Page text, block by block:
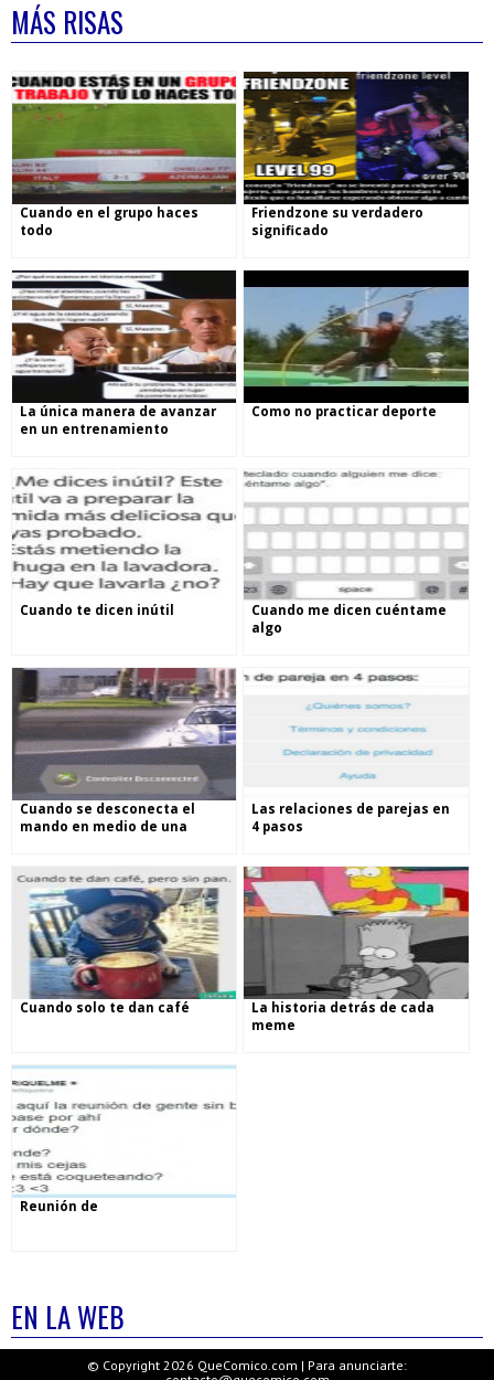
MÁS RISAS
Cuando en el grupo haces
todo
Friendzone su verdadero
significado
La única manera de avanzar
en un entrenamiento
Como no practicar deporte
Cuando te dicen inútil
Cuando me dicen cuéntame
algo
Cuando se desconecta el
mando en medio de una
Las relaciones de parejas en
4 pasos
Cuando solo te dan café
La historia detrás de cada
meme
Reunión de
EN LA WEB
© Copyright 2026 QueComico.com | Para anunciarte: